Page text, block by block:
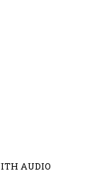
AUDIO